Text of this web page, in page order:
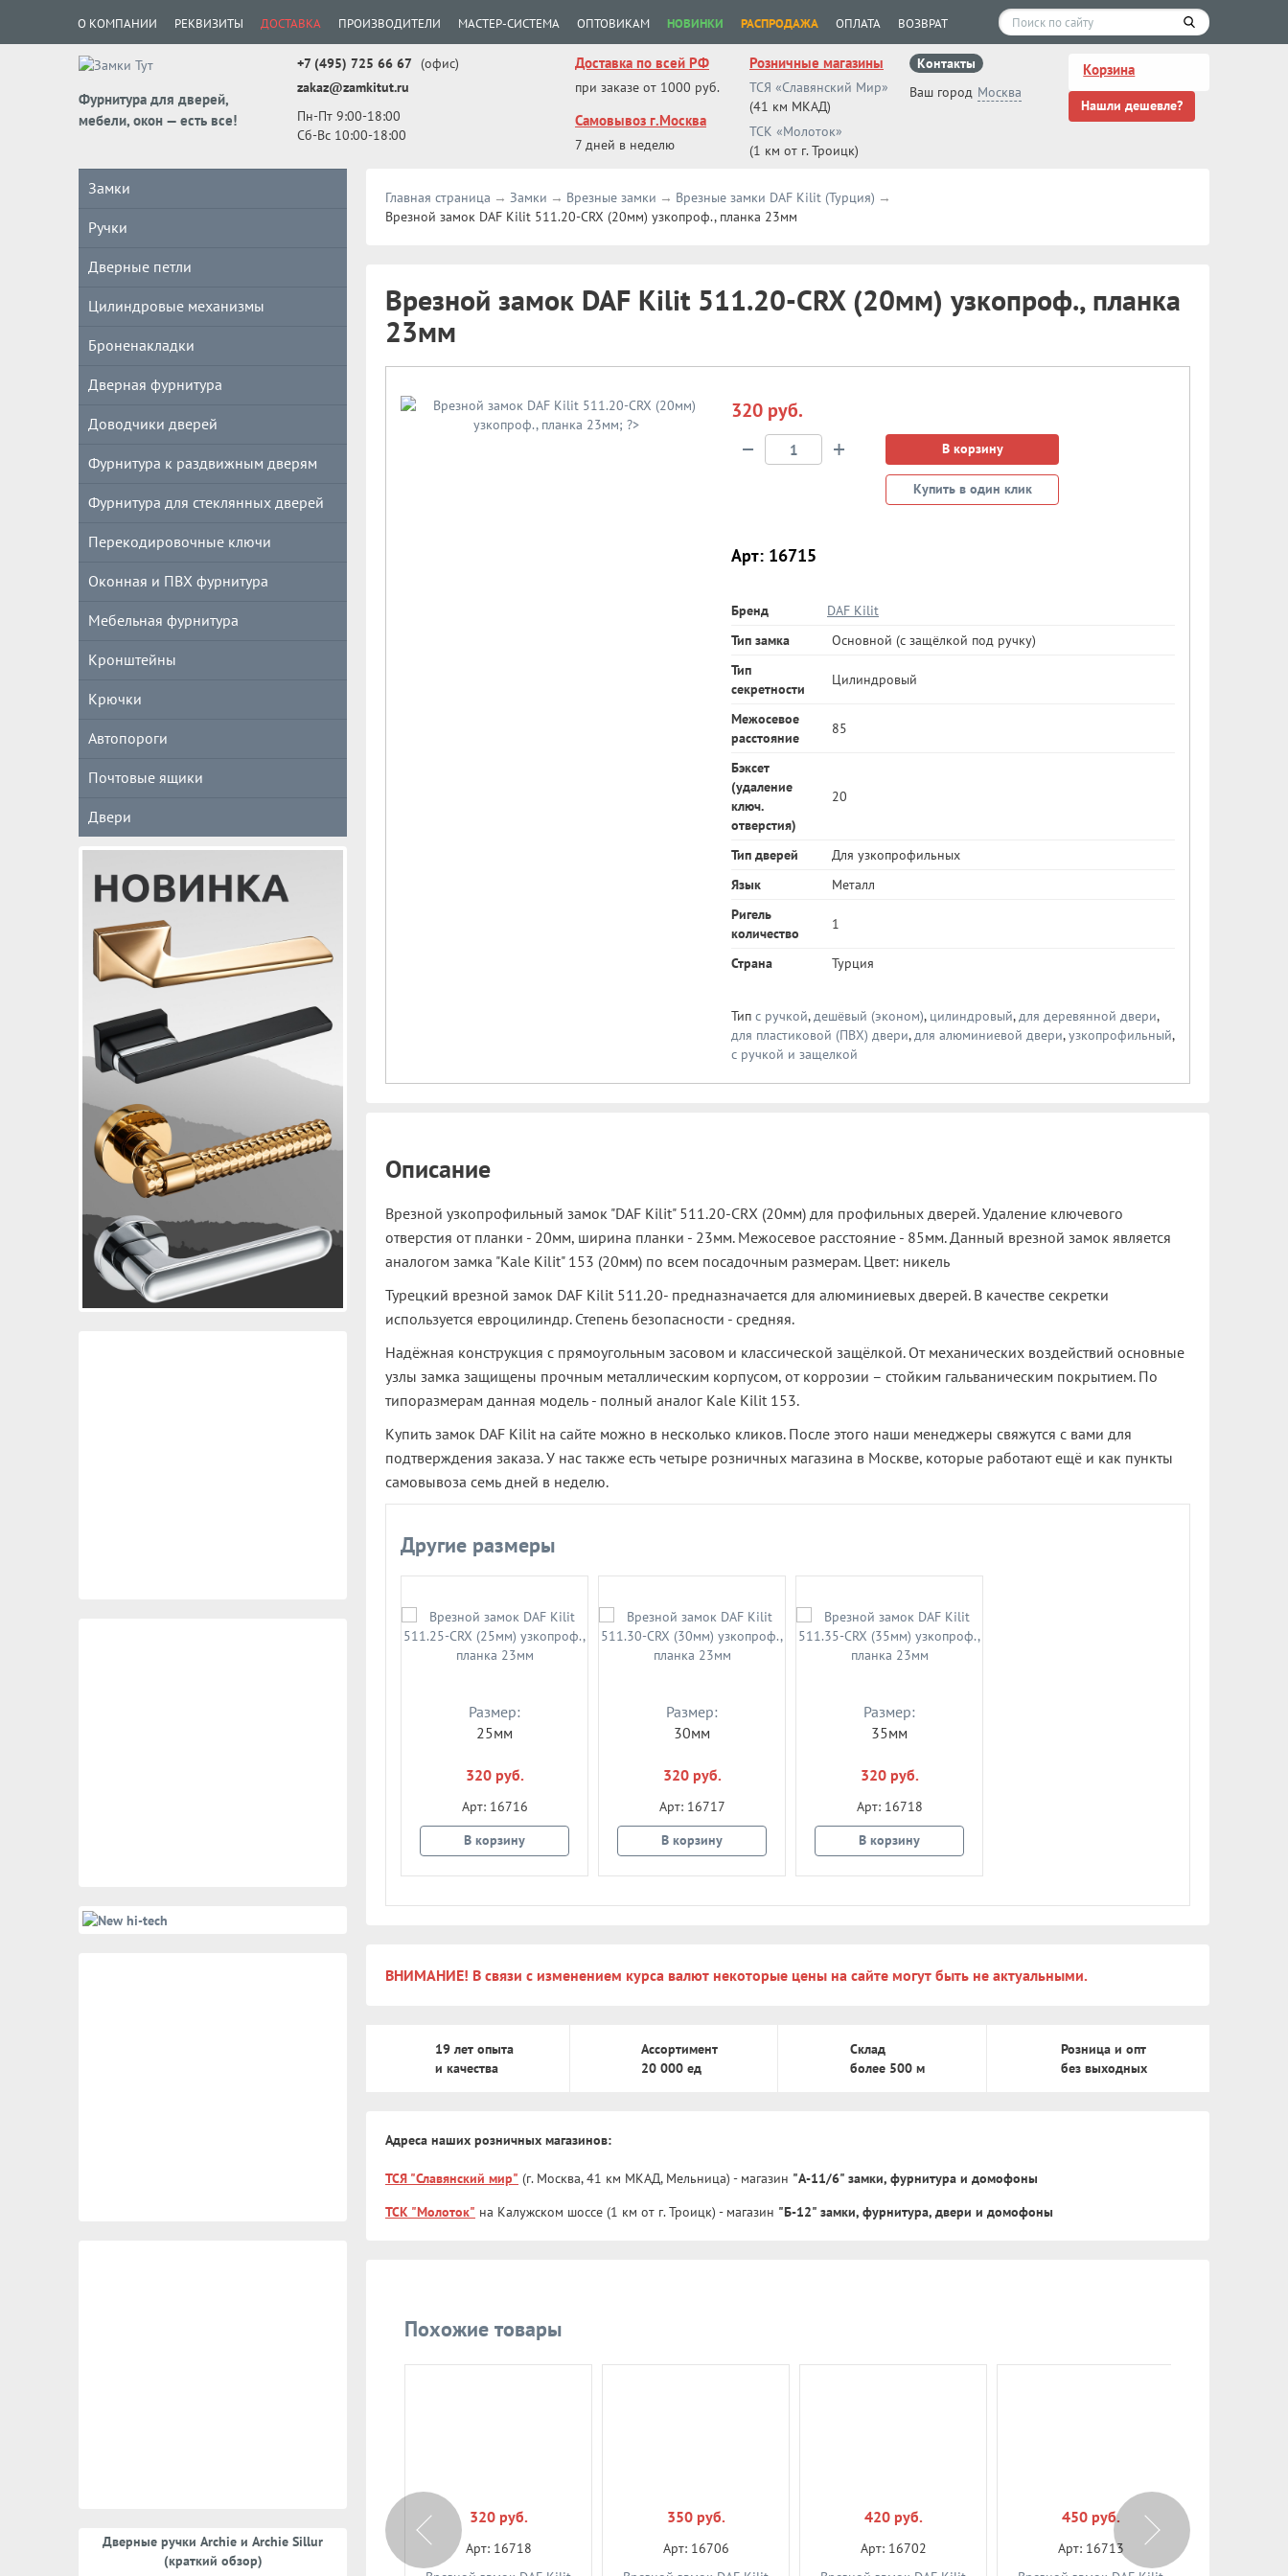
О КОМПАНИИ РЕКВИЗИТЫ ДОСТАВКА ПРОИЗВОДИТЕЛИ МАСТЕР-СИСТЕМА ОПТОВИКАМ НОВИНКИ РАСПРОДАЖА ОПЛАТА ВОЗВРАТ
Фурнитура для дверей,
мебели, окон — есть все!
+7 (495) 725 66 67 (офис)
zakaz@zamkitut.ru
Пн-Пт 9:00-18:00
Сб-Вс 10:00-18:00
Доставка по всей РФ
при заказе от 1000 руб.
Самовывоз г.Москва
7 дней в неделю
Розничные магазины
ТСЯ «Славянский Мир»
(41 км МКАД)
ТСК «Молоток»
(1 км от г. Троицк)
Контакты
Ваш город Москва
Корзина
Нашли дешевле?
Замки
Ручки
Дверные петли
Цилиндровые механизмы
Броненакладки
Дверная фурнитура
Доводчики дверей
Фурнитура к раздвижным дверям
Фурнитура для стеклянных дверей
Перекодировочные ключи
Оконная и ПВХ фурнитура
Мебельная фурнитура
Кронштейны
Крючки
Автопороги
Почтовые ящики
Двери
Дверные ручки Archie и Archie Sillur
(краткий обзор)
Главная страница Замки Врезные замки
Врезные замки DAF Kilit (Турция)
Врезной замок DAF Kilit 511.20-CRX (20мм) узкопроф., планка 23мм
Врезной замок DAF Kilit 511.20-CRX (20мм) узкопроф., планка
23мм
320 руб.
− + В корзину
Купить в один клик
Арт: 16715
Бренд
DAF Kilit
Тип замка
Основной (с защёлкой под ручку)
Тип
секретности
Цилиндровый
Межосевое
расстояние
85
Бэксет
(удаление
ключ.
отверстия)
20
Тип дверей
Для узкопрофильных
Язык
Металл
Ригель
количество
1
Страна Турция
Тип с ручкой,дешёвый (эконом), цилиндровый,для деревянной двери,
для пластиковой (ПВХ) двери,для алюминиевой двери,узкопрофильный,
с ручкой и защелкой
Описание
Врезной узкопрофильный замок "DAF Kilit" 511.20-CRX (20мм) для профильных дверей. Удаление ключевого
отверстия от планки - 20мм, ширина планки - 23мм. Межосевое расстояние - 85мм. Данный врезной замок является
аналогом замка "Kale Kilit" 153 (20мм) по всем посадочным размерам. Цвет: никель
Турецкий врезной замок DAF Kilit 511.20- предназначается для алюминиевых дверей. В качестве секретки
используется евроцилиндр. Степень безопасности - средняя.
Надёжная конструкция с прямоугольным засовом и классической защёлкой. От механических воздействий основные
узлы замка защищены прочным металлическим корпусом, от коррозии – стойким гальваническим покрытием. По
типоразмерам данная модель - полный аналог Kale Kilit 153.
Купить замок DAF Kilit на сайте можно в несколько кликов. После этого наши менеджеры свяжутся с вами для
подтверждения заказа. У нас также есть четыре розничных магазина в Москве, которые работают ещё и как пункты
самовывоза семь дней в неделю.
Другие размеры
Размер:
25мм
320 руб.
Арт: 16716
В корзину
Размер:
30мм
320 руб.
Арт: 16717
В корзину
Размер:
35мм
320 руб.
Арт: 16718
В корзину
ВНИМАНИЕ! В связи с изменением курса валют некоторые цены на сайте могут быть не актуальными.
19 лет опыта
и качества
Ассортимент
20 000 ед
Склад
более 500 м
Розница и опт
без выходных
Адреса наших розничных магазинов:
ТСЯ "Славянский мир" (г. Москва, 41 км МКАД, Мельница) - магазин "А-11/6" замки, фурнитура и домофоны
ТСК "Молоток" на Калужском шоссе (1 км от г. Троицк) - магазин "Б-12" замки, фурнитура, двери и домофоны
Похожие товары
Арт: 16705
Арт: 16720
320 руб.
Арт: 16718
350 руб.
Арт: 16706
420 руб.
Арт: 16702
450 руб.
Арт: 16713